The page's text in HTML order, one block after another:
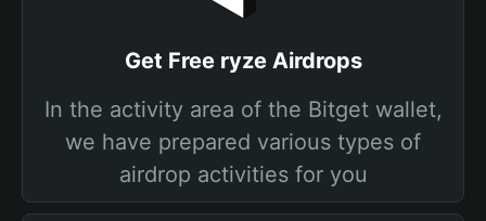
Get Free ryze Airdrops
In the activity area of the Bitget wallet,
we have prepared various types of
airdrop activities for you